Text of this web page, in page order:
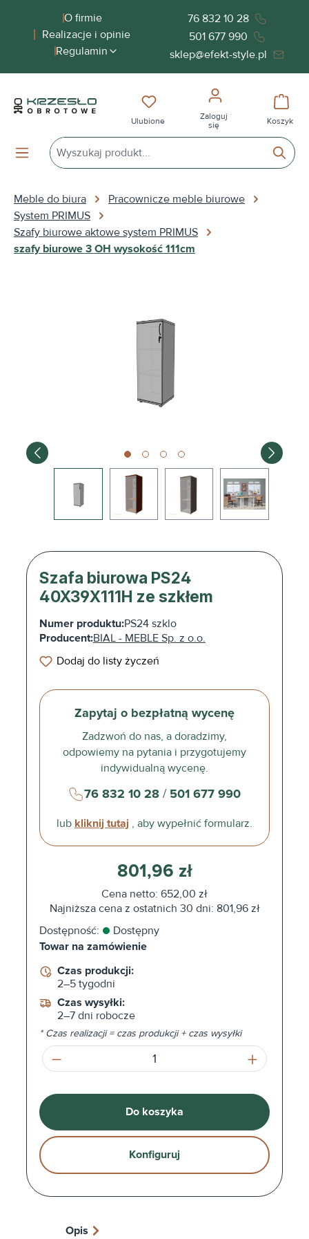
zawartościO firmie
Realizacje i opinie
Regulamin
76 832 10 28
501 677 990
sklep@efekt-style.pl
Masz 0 przedmioty na liście
Ulubione
Zaloguj
się
Koszyk
Meble do biura
Pracownicze meble biurowe
System PRIMUS
Szafy biurowe aktowe system PRIMUS
szafy biurowe 3 OH wysokość 111cm
Szafa biurowa PS24
40X39X111H ze szkłem
Numer produktu:PS24 szklo
Producent:BIAL - MEBLE Sp. z o.o.
Dodaj do listy życzeń
Zapytaj o bezpłatną wycenę
Zadzwoń do nas, a doradzimy,
odpowiemy na pytania i przygotujemy
indywidualną wycenę.
76 832 10 28/ 501 677 990
lub kliknij tutaj , aby wypełnić formularz.
801,96 zł
Cena netto: 652,00 zł
Najniższa cena z ostatnich 30 dni: 801,96 zł
Dostępność:
Dostępny
Towar na zamówienie
Czas produkcji:
2–5 tygodni
Czas wysyłki:
2–7 dni robocze
* Czas realizacji = czas produkcji + czas wysyłki
Ilość produktu: Wprowadź żądaną
Do koszyka
Konfiguruj
Opis